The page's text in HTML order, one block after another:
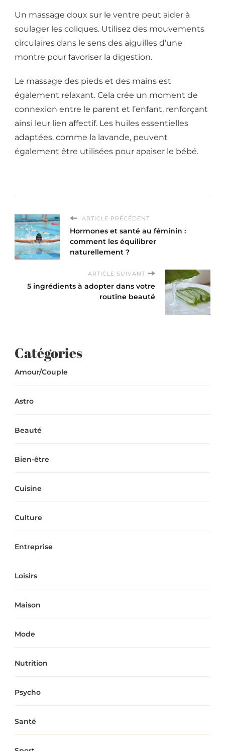
Un massage doux sur le ventre peut aider à
soulager les coliques. Utilisez des mouvements
circulaires dans le sens des aiguilles d’une
montre pour favoriser la digestion.
Le massage des pieds et des mains est
également relaxant. Cela crée un moment de
connexion entre le parent et l’enfant, renforçant
ainsi leur lien affectif. Les huiles essentielles
adaptées, comme la lavande, peuvent
également être utilisées pour apaiser le bébé.
ARTICLE PRÉCÉDENT
Hormones et santé au féminin :
comment les équilibrer
naturellement ?
ARTICLE SUIVANT
5 ingrédients à adopter dans votre
routine beauté
Catégories
Amour/Couple
Astro
Beauté
Bien-être
Cuisine
Culture
Entreprise
Loisirs
Maison
Mode
Nutrition
Psycho
Santé